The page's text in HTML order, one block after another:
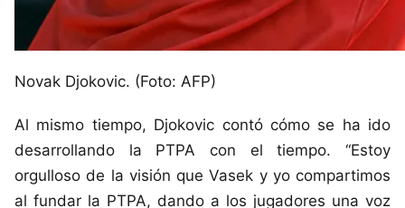
Novak Djokovic. (Foto: AFP)
Al mismo tiempo, Djokovic contó cómo se ha ido
desarrollando la PTPA con el tiempo. “Estoy
orgulloso de la visión que Vasek y yo compartimos
al fundar la PTPA, dando a los jugadores una voz